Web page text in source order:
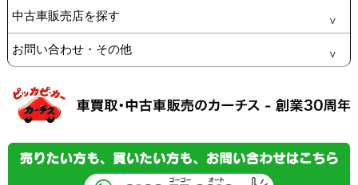
中古車販売店を探す
お問い合わせ・その他